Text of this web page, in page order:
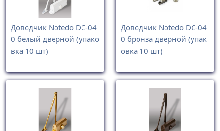
Доводчик Notedo DC-04
0 белый дверной (упако
вка 10 шт)
Доводчик Notedo DC-04
0 бронза дверной (упак
овка 10 шт)